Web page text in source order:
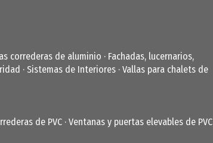
correderas de aluminio · Fachadas, lucernarios,
· Sistemas de Interiores · Vallas para chalets de
de PVC · Ventanas y puertas elevables de PVC